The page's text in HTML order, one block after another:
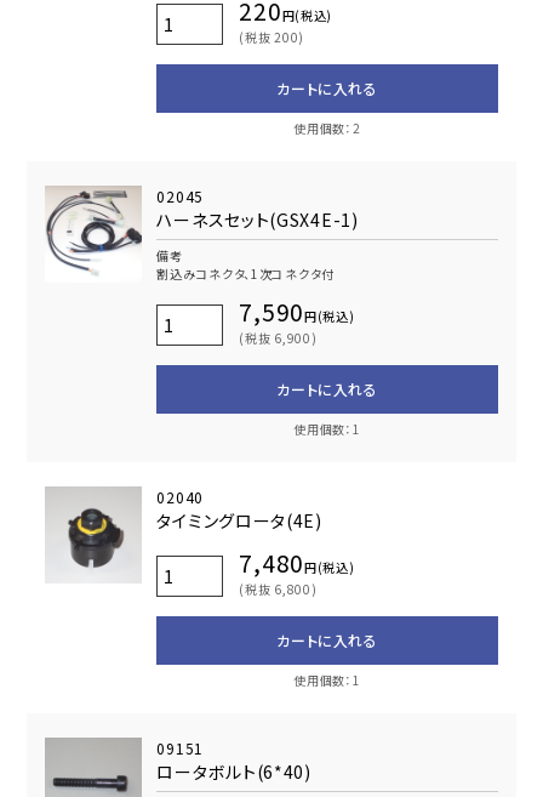
220円(税込)
(税抜 200)
カートに入れる
使用個数：2
02045
ハーネスセット(GSX4E-1)
備考
割込みコネクタ、1次コネクタ付
7,590円(税込)
(税抜 6,900)
カートに入れる
使用個数：1
02040
タイミングロータ(4E)
7,480円(税込)
(税抜 6,800)
カートに入れる
使用個数：1
09151
ロータボルト(6*40)